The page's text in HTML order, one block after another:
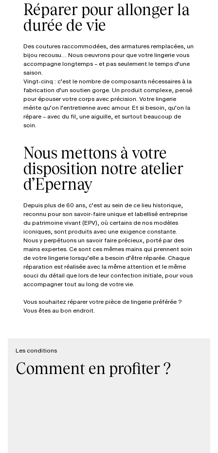
Réparer pour allonger la
durée de vie
Des coutures raccommodées, des armatures remplacées, un
bijou recousu… Nous oeuvrons pour que votre lingerie vous
accompagne longtemps – et pas seulement le temps d’une
saison.
Vingt-cinq : c’est le nombre de composants nécessaires à la
fabrication d’un soutien gorge. Un produit complexe, pensé
pour épouser votre corps avec précision. Votre lingerie
mérite qu’on l’entretienne avec amour. Et si besoin, qu’on la
répare – avec du fil, une aiguille, et surtout beaucoup de
soin.
Nous mettons à votre
disposition notre atelier
d’Epernay
Depuis plus de 60 ans, c’est au sein de ce lieu historique,
reconnu pour son savoir-faire unique et labellisé entreprise
du patrimoine vivant (EPV), où certains de nos modèles
iconiques, sont produits avec une exigence constante.
Nous y perpétuons un savoir faire précieux, porté par des
mains expertes. Ce sont ces mêmes mains qui prennent soin
de votre lingerie lorsqu’elle a besoin d’être réparée. Chaque
réparation est réalisée avec la même attention et le même
souci du détail que lors de leur confection initiale, pour vous
accompagner tout au long de votre vie.
Vous souhaitez réparer votre pièce de lingerie préférée ?
Vous êtes au bon endroit.
Les conditions
Comment en profiter ?